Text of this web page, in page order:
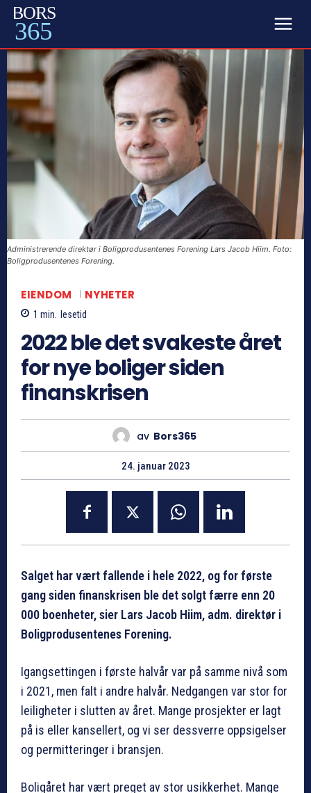
BORS
365
Administrerende direktør i Boligprodusentenes Forening Lars Jacob Hiim. Foto:
Boligprodusentenes Forening.
EIENDOM NYHETER
1 min. lesetid
2022 ble det svakeste året
for nye boliger siden
finanskrisen
av Bors365
24. januar 2023
Salget har vært fallende i hele 2022, og for første
gang siden finanskrisen ble det solgt færre enn 20
000 boenheter, sier Lars Jacob Hiim, adm. direktør i
Boligprodusentenes Forening.
Igangsettingen i første halvår var på samme nivå som
i 2021, men falt i andre halvår. Nedgangen var stor for
leiligheter i slutten av året. Mange prosjekter er lagt
på is eller kansellert, og vi ser dessverre oppsigelser
og permitteringer i bransjen.
Boligåret har vært preget av stor usikkerhet. Mange